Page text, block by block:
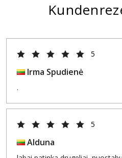
5
Irma Spudienė
.
5
Alduna